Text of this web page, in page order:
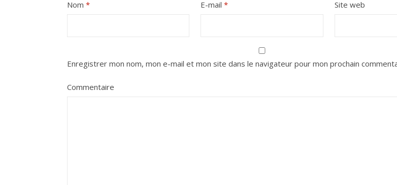
Nom * E-mail* Site web
Enregistrer mon nom, mon e-mail et mon site dans le navigateur pour mon prochain
Commentaire